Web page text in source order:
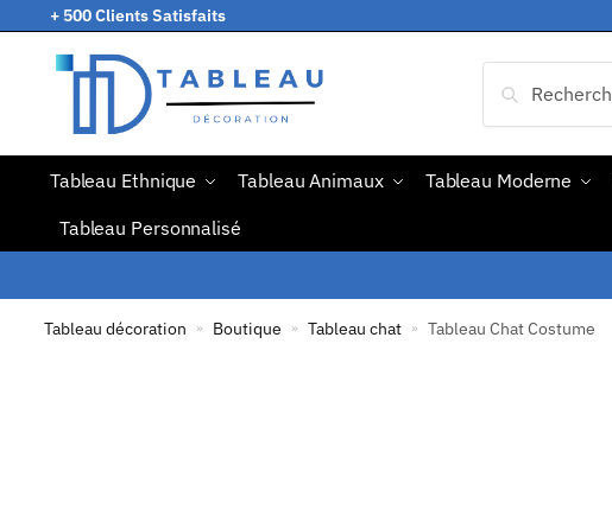
+ 500 Clients Satisfaits
Tableau Ethnique Tableau Animaux Tableau Moderne
Tableau Personnalisé
Tableau décoration » Boutique » Tableau chat » Tableau Chat Costume